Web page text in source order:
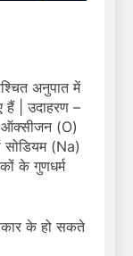
अनुपात में
हैं | उदाहरण –
ऑक्सीजन (O)
(Na)
के गुणधर्म
के हो सकते